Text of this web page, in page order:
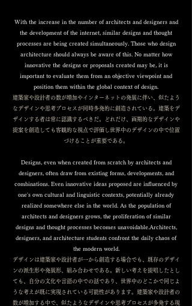
With the increase in the number of architects and designers and
the development of the internet, similar designs and thought
processes are being created simultaneously. Those who design
architecture should always be aware of this. No matter how
innovative the designs or proposals created may be, it is
important to evaluate them from an objective viewpoint and
position them within the global context of design.
建築家や設計者の数が増加やインターネットの発展に伴い、似たよう
なデザインや思考プロセスが同時多発的に創造されている。​建築をデ
ザインする者は常に認識するべきだ。
どれだけ、画期的なデザインや
提案を創造しても客観的な視点で評価し世界中のデザインの中で位置
づけることが重要である。
Designs, even when created from scratch by architects and
designers, often draw from existing forms, developments, and
combinations. Even innovative ideas proposed are influenced by
one's own cultural and linguistic contexts, potentially already
realized somewhere else in the world. As the population of
architects and designers grows, the proliferation of similar
designs and thought processes becomes unavoidable.Architects,
designers, and architecture students confront the daily chaos of
the modern world.
デザインは建築家や設計者が一から創造する場合でも、既存のデザイ
ンの派生形や発展形、組み合わせである。新しい考えを提唱したとし
ても、自分の文化や言語の中での話であり、世界中のどこかで同じよ
うな考えが既に実現されている可能性があります。建築家や設計者の
数が増加する中で、似たようなデザインや思考プロセスが多発する現